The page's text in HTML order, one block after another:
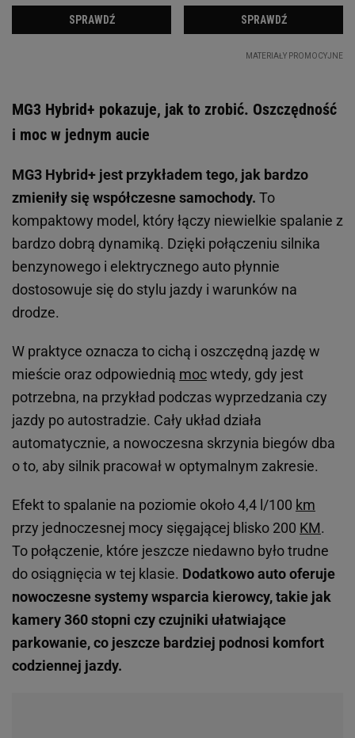
MG3 Hybrid+ pokazuje, jak to zrobić. Oszczędność
i moc w jednym aucie
MG3 Hybrid+ jest przykładem tego, jak bardzo
zmieniły się współczesne samochody. To
kompaktowy model, który łączy niewielkie spalanie z
bardzo dobrą dynamiką. Dzięki połączeniu silnika
benzynowego i elektrycznego auto płynnie
dostosowuje się do stylu jazdy i warunków na
drodze.
W praktyce oznacza to cichą i oszczędną jazdę w
mieście oraz odpowiednią mocwtedy, gdy jest
potrzebna, na przykład podczas wyprzedzania czy
jazdy po autostradzie. Cały układ działa
automatycznie, a nowoczesna skrzynia biegów dba
o to, aby silnik pracował w optymalnym zakresie.
Efekt to spalanie na poziomie około 4,4 l/100 km
przy jednoczesnej mocy sięgającej blisko 200 KM.
To połączenie, które jeszcze niedawno było trudne
do osiągnięcia w tej klasie. Dodatkowo auto oferuje
nowoczesne systemy wsparcia kierowcy, takie jak
kamery 360 stopni czy czujniki ułatwiające
parkowanie, co jeszcze bardziej podnosi komfort
codziennej jazdy.